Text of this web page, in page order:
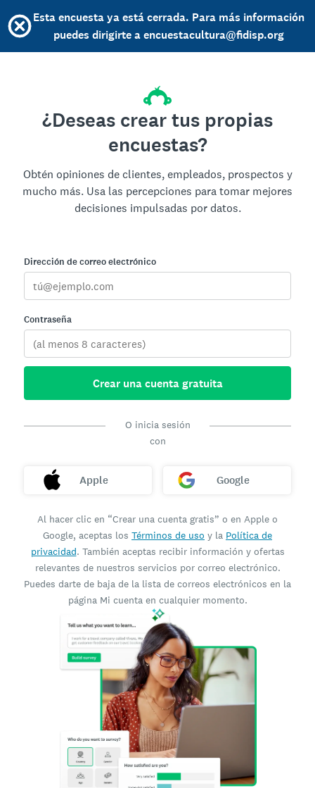
Esta encuesta ya está cerrada. Para más información
puedes dirigirte a encuestacultura@fidisp.org
¿Deseas crear tus propias
encuestas?
Obtén opiniones de clientes, empleados, prospectos y
mucho más. Usa las percepciones para tomar mejores
decisiones impulsadas por datos.
Dirección de correo electrónico
Contraseña
Crear una cuenta gratuita
O inicia sesión
con
Apple Google
Al hacer clic en “Crear una cuenta gratis” o en Apple o
Google, aceptas los Términos de uso y la Política de
privacidad. También aceptas recibir información y ofertas
relevantes de nuestros servicios por correo electrónico.
Puedes darte de baja de la lista de correos electrónicos en la
página Mi cuenta en cualquier momento.